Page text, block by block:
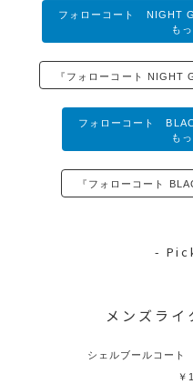
フォローコート NIGHT
も
『フォローコート NIGHT
フォローコート
も
『フォローコート
-
メンズライ
シェルブールコー
￥